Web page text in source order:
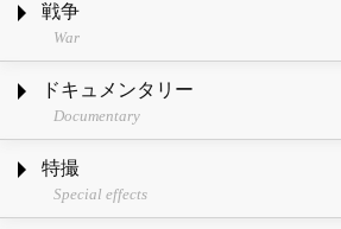
戦争
War
ドキュメンタリー
Documentary
特撮
Special effects